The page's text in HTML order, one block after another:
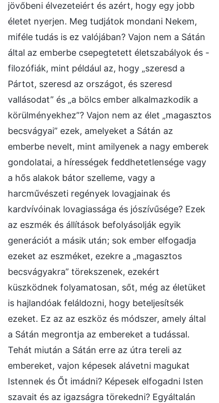
jövőbeni élvezeteiért és azért, hogy egy jobb
életet nyerjen. Meg tudjátok mondani Nekem,
miféle tudás is ez valójában? Vajon nem a Sátán
által az emberbe csepegtetett életszabályok és -
filozófiák, mint például az, hogy „szeresd a
Pártot, szeresd az országot, és szeresd
vallásodat” és „a bölcs ember alkalmazkodik a
körülményekhez”? Vajon nem az élet „magasztos
becsvágyai” ezek, amelyeket a Sátán az
emberbe nevelt, mint amilyenek a nagy emberek
gondolatai, a hírességek feddhetetlensége vagy
a hős alakok bátor szelleme, vagy a
harcművészeti regények lovagjainak és
kardvívóinak lovagiassága és jószívűsége? Ezek
az eszmék és állítások befolyásolják egyik
generációt a másik után; sok ember elfogadja
ezeket az eszméket, ezekre a „magasztos
becsvágyakra” törekszenek, ezekért
küszködnek folyamatosan, sőt, még az életüket
is hajlandóak feláldozni, hogy beteljesítsék
ezeket. Ez az az eszköz és módszer, amely által
a Sátán megrontja az embereket a tudással.
Tehát miután a Sátán erre az útra tereli az
embereket, vajon képesek alávetni magukat
Istennek és Őt imádni? Képesek elfogadni Isten
szavait és az igazságra törekedni? Egyáltalán